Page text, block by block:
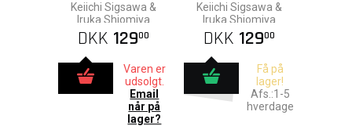
Keiichi Sigsawa &
Iruka Shiomiya
DKK 12900
Varen er
udsolgt.
Email
når på
lager?
Keiichi Sigsawa &
Iruka Shiomiya
DKK 12900
Få på
lager!
Afs.:1-5
hverdage